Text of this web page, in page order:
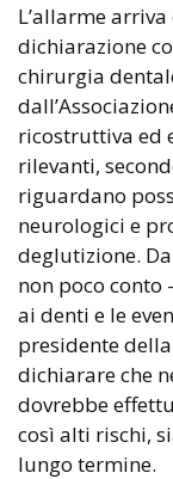
L’allarme
dichiarazione
chirurgia
ricostruttiva ed
rilevanti,
riguardano
neurologici e
deglutizione.
non poco conto
ai denti e le
presidente
dichiarare che
dovrebbe
così alti rischi,
lungo termine.